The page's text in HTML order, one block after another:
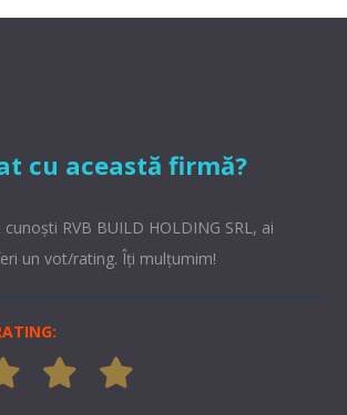
cu această firmă?
RVB BUILD HOLDING SRL, ai
un vot/rating. Îți mulțumim!